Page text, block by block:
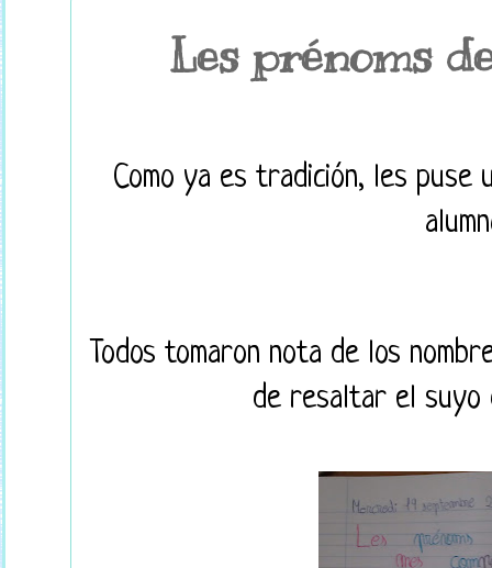
Les prénoms
Como ya es tradición, les puse
Todos tomaron nota de los
de resaltar el suyo